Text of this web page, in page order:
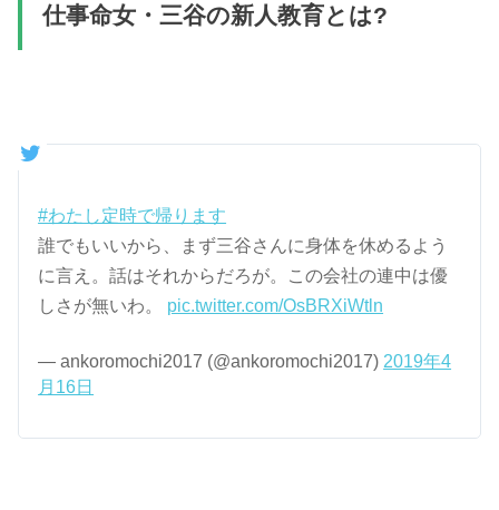
仕事命女・三谷の新人教育とは?
#わたし定時で帰ります
誰でもいいから、まず三谷さんに身体を休めるよう
に言え。話はそれからだろが。この会社の連中は優
しさが無いわ。 pic.twitter.com/OsBRXiWtln
— ankoromochi2017 (@ankoromochi2017) 2019年4
月16日